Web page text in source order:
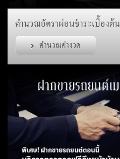
คำนวณอัตราผ่อนชำระเบื้องต้น
คำนวณค่างวด